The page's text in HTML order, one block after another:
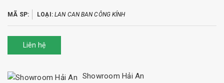
MÃ SP: LOẠI:LAN CAN BAN CÔNG KÍNH
Liên hệ
Showroom Hải An